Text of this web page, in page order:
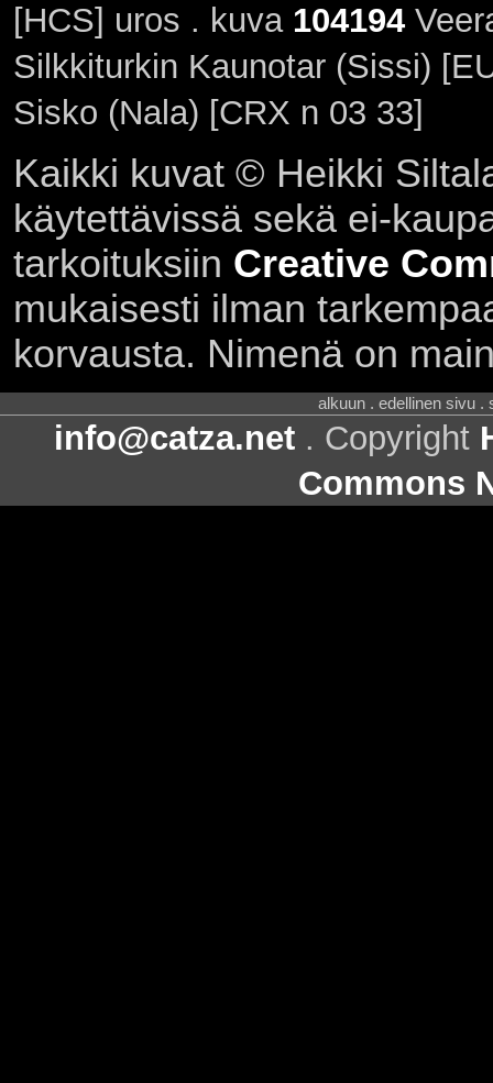
[HCS] uros . kuva 104194
Silkkiturkin Kaunotar (Sissi)
Sisko (Nala) [CRX n 03 33]
Kaikki kuvat © Heikki
käytettävissä sekä ei-
tarkoituksiin Creative
mukaisesti ilman
korvausta. Nimenä on
alkuun . edellinen sivu .
info@catza.net . Copyright
Commons